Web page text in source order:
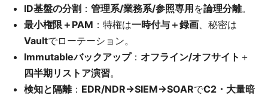
ID基盤の分割 ： 管理系/業務系/参照専用 を論理分離。
最小権限＋PAM ：特権は一時付与＋録画、秘密は
Vaultでローテーション。
Immutableバックアップ： オフライン/オフサイト ＋
四半期リストア演習。
検知と隔離： EDR/NDR→SIEM→SOARでC2・大量暗